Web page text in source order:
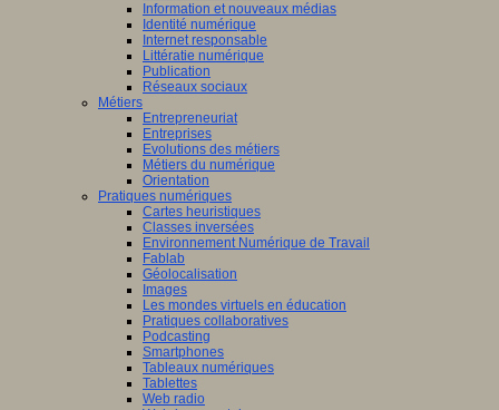
Information et nouveaux médias
Identité numérique
Internet responsable
Littératie numérique
Publication
Réseaux sociaux
Métiers
Entrepreneuriat
Entreprises
Evolutions des métiers
Métiers du numérique
Orientation
Pratiques numériques
Cartes heuristiques
Classes inversées
Environnement Numérique de Travail
Fablab
Géolocalisation
Images
Les mondes virtuels en éducation
Pratiques collaboratives
Podcasting
Smartphones
Tableaux numériques
Tablettes
Web radio